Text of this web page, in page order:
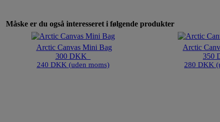
Måske er du også interesseret i følgende produkter
Arctic Canvas Mini Bag
300 DKK
240 DKK (uden moms)
Arctic
350
280 DKK